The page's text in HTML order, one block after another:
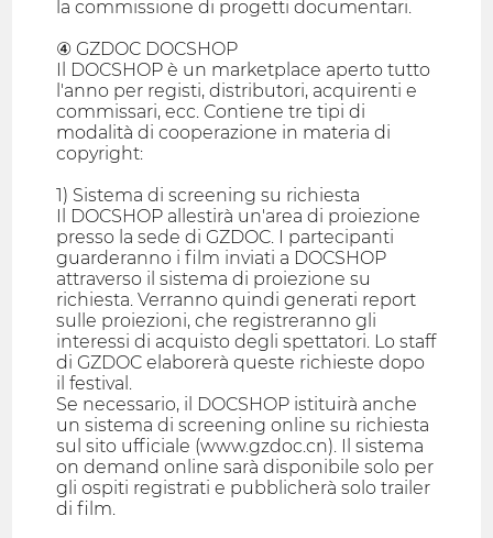
la commissione di progetti documentari.
④ GZDOC DOCSHOP
Il DOCSHOP è un marketplace aperto tutto
l'anno per registi, distributori, acquirenti e
commissari, ecc. Contiene tre tipi di
modalità di cooperazione in materia di
copyright:
1) Sistema di screening su richiesta
Il DOCSHOP allestirà un'area di proiezione
presso la sede di GZDOC. I partecipanti
guarderanno i film inviati a DOCSHOP
attraverso il sistema di proiezione su
richiesta. Verranno quindi generati report
sulle proiezioni, che registreranno gli
interessi di acquisto degli spettatori. Lo staff
di GZDOC elaborerà queste richieste dopo
il festival.
Se necessario, il DOCSHOP istituirà anche
un sistema di screening online su richiesta
sul sito ufficiale (www.gzdoc.cn). Il sistema
on demand online sarà disponibile solo per
gli ospiti registrati e pubblicherà solo trailer
di film.